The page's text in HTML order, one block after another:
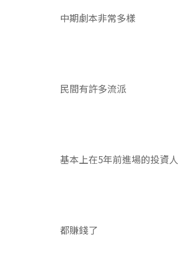
中期劇本非常多樣
民間有許多流派
基本上在5年前進場的投資人
都賺錢了